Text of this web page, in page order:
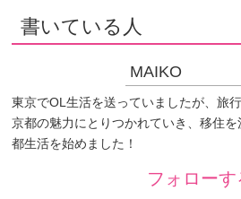
書いている人
MAIKO
東京でOL生活を送っていましたが、旅
京都の魅力にとりつかれていき、移住
都生活を始めました！
フォローす